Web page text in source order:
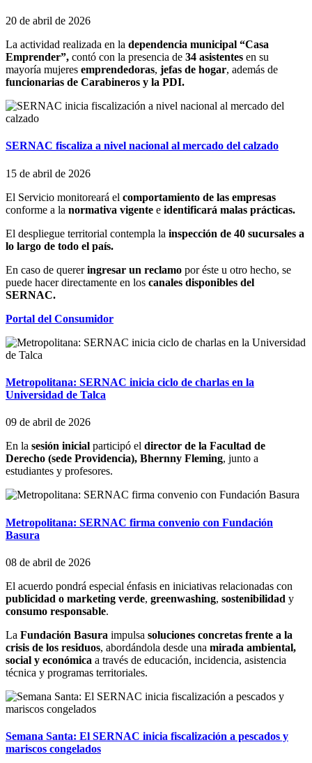
20 de abril de 2026
La actividad realizada en la dependencia municipal “Casa
Emprender”, contó con la presencia de 34 asistentes en su
mayoría mujeres emprendedoras, jefas de hogar, además de
funcionarias de Carabineros y la PDI.
SERNAC fiscaliza a nivel nacional al mercado del calzado
15 de abril de 2026
El Servicio monitoreará el comportamiento de las empresas
conforme a la normativa vigente e identificará malas prácticas.
El despliegue territorial contempla la inspección de 40 sucursales a
lo largo de todo el país.
En caso de quereringresar un reclamo por éste u otro hecho, se
puede hacer directamente en los canales disponibles del
SERNAC.
Portal del Consumidor
Metropolitana: SERNAC inicia ciclo de charlas en la
Universidad de Talca
09 de abril de 2026
En la sesión inicial participó el director de la Facultad de
Derecho (sede Providencia), Bhernny Fleming, junto a
estudiantes y profesores.
Metropolitana: SERNAC firma convenio con Fundación
Basura
08 de abril de 2026
El acuerdo pondrá especial énfasis en iniciativas relacionadas con
publicidad o marketing verde, greenwashing, sostenibilidad y
consumo responsable.
La Fundación Basura impulsa soluciones concretas frente a la
crisis de los residuos, abordándola desde una mirada ambiental,
social y económica a través de educación, incidencia, asistencia
técnica y programas territoriales.
Semana Santa: El SERNAC inicia fiscalización a pescados y
mariscos congelados